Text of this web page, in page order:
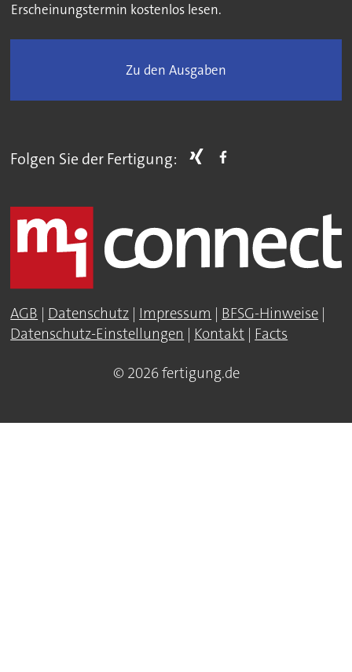
Erscheinungstermin kostenlos lesen.
Zu den Ausgaben
Folgen Sie der Fertigung:
AGB | Datenschutz | Impressum | BFSG-Hinweise |
Datenschutz-Einstellungen | Kontakt | Facts
© 2026 fertigung.de